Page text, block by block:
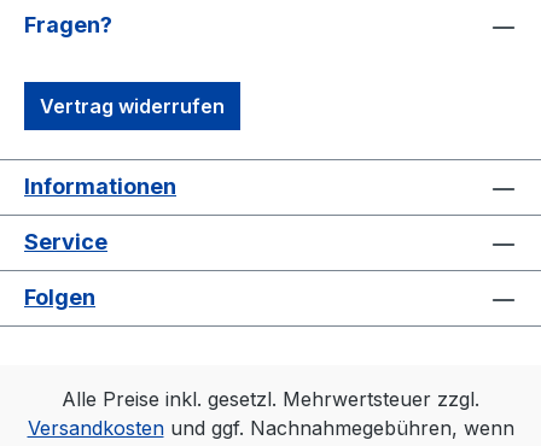
Fragen?
Vertrag widerrufen
Informationen
Service
Folgen
Alle Preise inkl. gesetzl. Mehrwertsteuer zzgl.
Versandkostenund ggf. Nachnahmegebühren, wenn